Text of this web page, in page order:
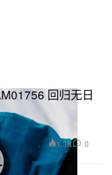
回归无日
1.3K 0